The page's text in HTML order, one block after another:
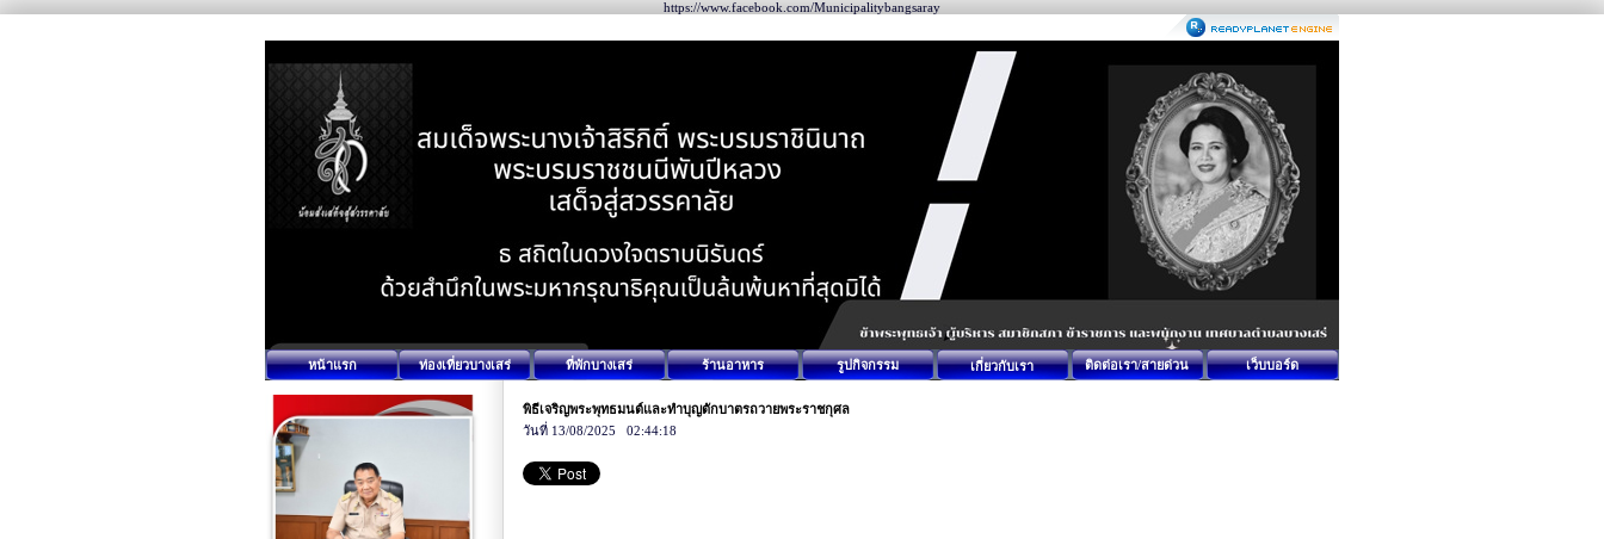
https://www.facebook.com/Municipalitybangsaray
หน้าแรก ท่องเที่ยวบางเสร่ ที่พักบางเสร่ ร้านอาหาร รูปกิจกรรม เกี่ยวกับเรา ติดต่อเรา/สายด่วน เว็บบอร์ด
พิธีเจริญพระพุทธมนต์และทำบุญตักบาตรถวายพระราชกุศล
วันที่ 13/08/2025 02:44:18